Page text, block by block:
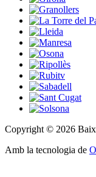
Copyright © 2026
Amb la tecnologia de